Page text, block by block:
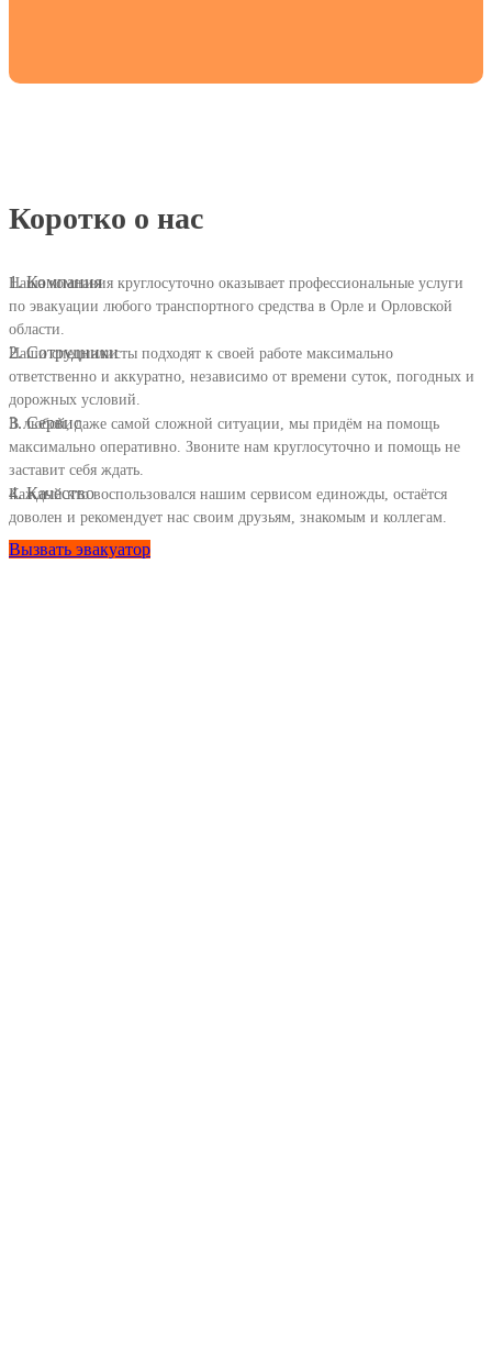
Коротко о нас
1.Компания
Наша компания круглосуточно оказывает профессиональные услуги
по эвакуации любого транспортного средства в Орле и Орловской
области.
2.Сотрудники
Наши специалисты подходят к своей работе максимально
ответственно и аккуратно, независимо от времени суток, погодных и
дорожных условий.
3.Сервис
В любой, даже самой сложной ситуации, мы придём на помощь
максимально оперативно. Звоните нам круглосуточно и помощь не
заставит себя ждать.
4.Качество
Каждый кто воспользовался нашим сервисом единожды, остаётся
доволен и рекомендует нас своим друзьям, знакомым и коллегам.
Вызвать эвакуатор